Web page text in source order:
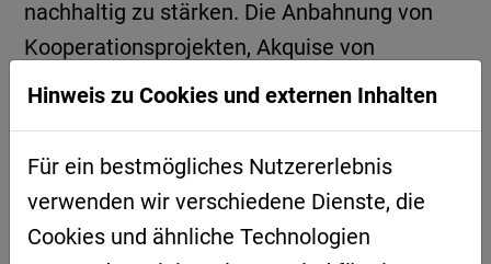
nachhaltig zu stärken. Die Anbahnung von
Kooperationsprojekten, Akquise von
Fördermitteln sowie die Beteiligung an
Kernkompetenzen der SPS. Ergänzend zu
dem umfassenden Angebot an
Qualifizierungsmöglichkeiten unterstützt die
SPS Mitglieder auch als Partner, Berater und
Hinweis zu Cookies und externen Inhalten
Für ein bestmögliches Nutzererlebnis
verwenden wir verschiedene Dienste, die
Cookies und ähnliche Technologien